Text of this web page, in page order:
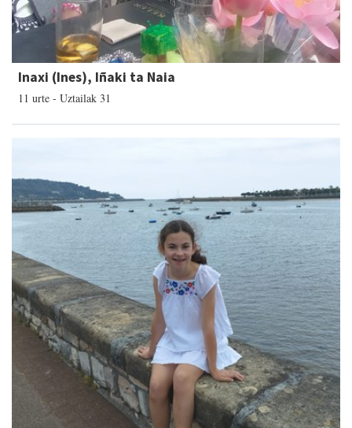
Inaxi (Ines), Iñaki ta Naia
11 urte - Uztailak 31